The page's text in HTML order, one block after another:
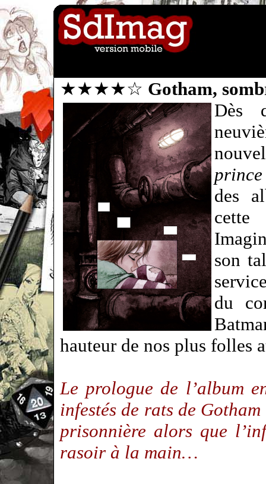
★★★★☆ Gotham,
Dès
des
son
du
hauteur de nos plus folles
Le prologue de l’album
infestés de rats de
prisonnière alors que
rasoir à la main…